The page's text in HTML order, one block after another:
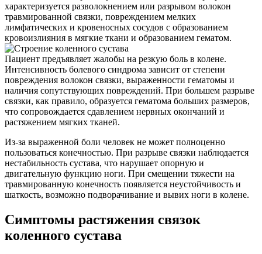
характеризуется разволокнением или разрывом волокон
травмированной связки, повреждением мелких
лимфатических и кровеносных сосудов с образованием
кровоизлияния в мягкие ткани и образованием гематом.
Пациент предъявляет жалобы на резкую боль в колене.
Интенсивность болевого синдрома зависит от степени
повреждения волокон связки, выраженности гематомы и
наличия сопутствующих повреждений. При большем разрыве
связки, как правило, образуется гематома больших размеров,
что сопровождается сдавлением нервных окончаний и
растяжением мягких тканей.
Из-за выраженной боли человек не может полноценно
пользоваться конечностью. При разрыве связки наблюдается
нестабильность сустава, что нарушает опорную и
двигательную функцию ноги. При смещении тяжести на
травмированную конечность появляется неустойчивость и
шаткость, возможно подворачивание и вывих ноги в колене.
Симптомы растяжения связок
коленного сустава